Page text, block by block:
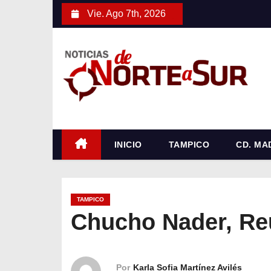
o
Vie. Ago 7th, 2026
INICIO TAMPICO CD.
TAMPICO
Chucho Nader,
Por Karla Sofia Martínez Avilés